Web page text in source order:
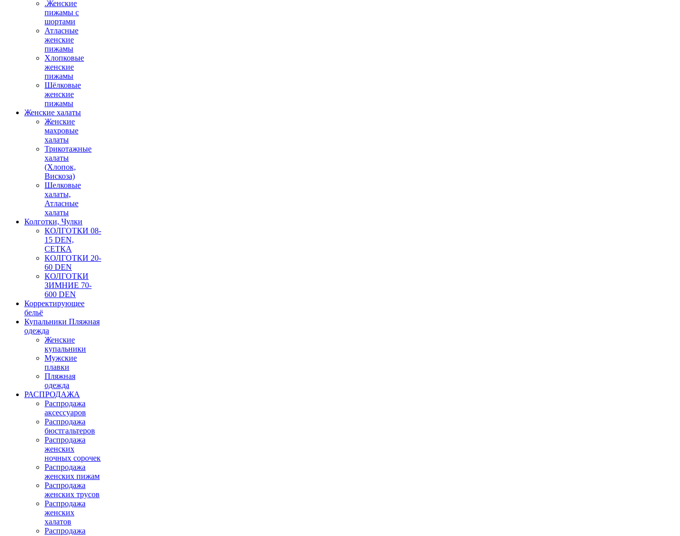
.Женские
пижамы с
шортами
Атласные
женские
пижамы
Хлопковые
женские
пижамы
Шёлковые
женские
пижамы
Женские халаты
Женские
махровые
халаты
Трикотажные
халаты
(Хлопок,
Вискоза)
Шелковые
халаты,
Атласные
халаты
Колготки, Чулки
КОЛГОТКИ 08-
15 DEN,
СЕТКА
КОЛГОТКИ 20-
60 DEN
КОЛГОТКИ
ЗИМНИЕ 70-
600 DEN
Корректирующее
бельё
Купальники Пляжная
одежда
Женские
купальники
Мужские
плавки
Пляжная
одежда
РАСПРОДАЖА
Распродажа
аксессуаров
Распродажа
бюстгальтеров
Распродажа
женских
ночных сорочек
Распродажа
женских пижам
Распродажа
женских трусов
Распродажа
женских
халатов
Распродажа